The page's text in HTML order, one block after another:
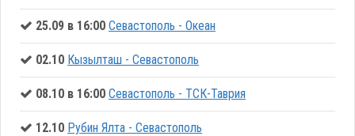
25.09 в 16:00 Севастополь - Океан
02.10 Кызылташ - Севастополь
08.10 в 16:00 Севастополь - ТСК-Таврия
12.10 Рубин Ялта - Севастополь